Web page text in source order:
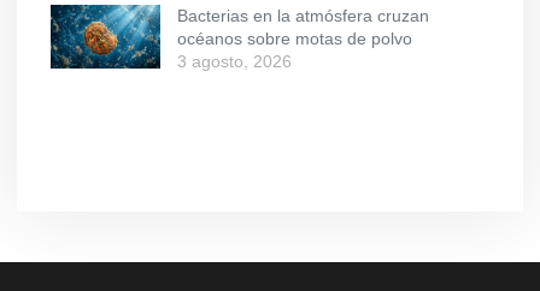
Bacterias en la atmósfera cruzan
océanos sobre motas de polvo
3 agosto, 2026